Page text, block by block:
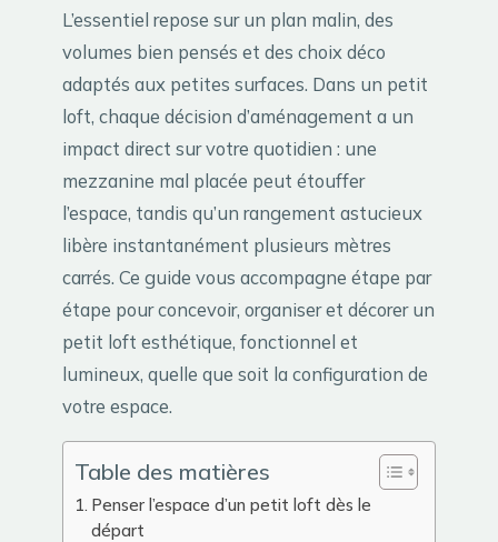
L’essentiel repose sur un plan malin, des
volumes bien pensés et des choix déco
adaptés aux petites surfaces. Dans un petit
loft, chaque décision d’aménagement a un
impact direct sur votre quotidien : une
mezzanine mal placée peut étouffer
l’espace, tandis qu’un rangement astucieux
libère instantanément plusieurs mètres
carrés. Ce guide vous accompagne étape par
étape pour concevoir, organiser et décorer un
petit loft esthétique, fonctionnel et
lumineux, quelle que soit la configuration de
votre espace.
Table des matières
Penser l’espace d’un petit loft dès le
départ